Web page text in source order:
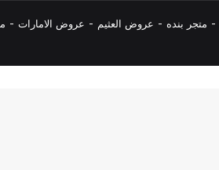
- متجر بنده - عروض العثيم - عروض الامارات -